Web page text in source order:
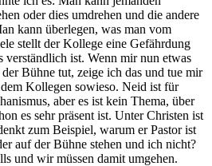
oder dies umdrehen und die andere
kann überlegen, was man vom
stellt der Kollege eine Gefährdung
verständlich ist. Wenn mir nun etwas
Bühne tut, zeige ich das und tue mir
Kollegen sowieso. Neid ist für
aber es ist kein Thema, über
es sehr präsent ist. Unter Christen ist
zum Beispiel, warum er Pastor ist
auf der Bühne stehen und ich nicht?
und wir müssen damit umgehen.